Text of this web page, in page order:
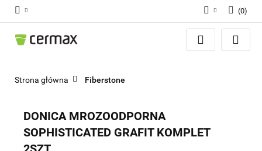
Zaloguj się
(0)
Strona główna Fiberstone
DONICA MROZOODPORNA
SOPHISTICATED GRAFIT KOMPLET